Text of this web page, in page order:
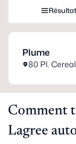
Plume
80 Pl.
Comment
Lagree